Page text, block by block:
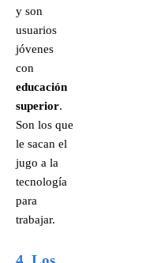
y son
usuarios
jóvenes
con
educación
superior.
Son los que
le sacan el
jugo a la
tecnología
para
trabajar.